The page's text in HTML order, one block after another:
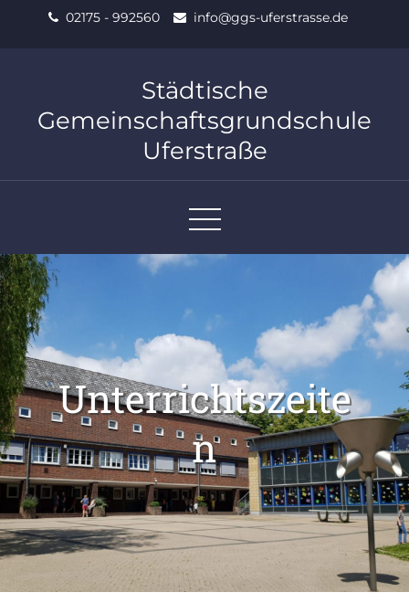
02175 - 992560 info@ggs-uferstrasse.de
Städtische
Gemeinschaftsgrundschule
Uferstraße
Unterrichtszeite
n